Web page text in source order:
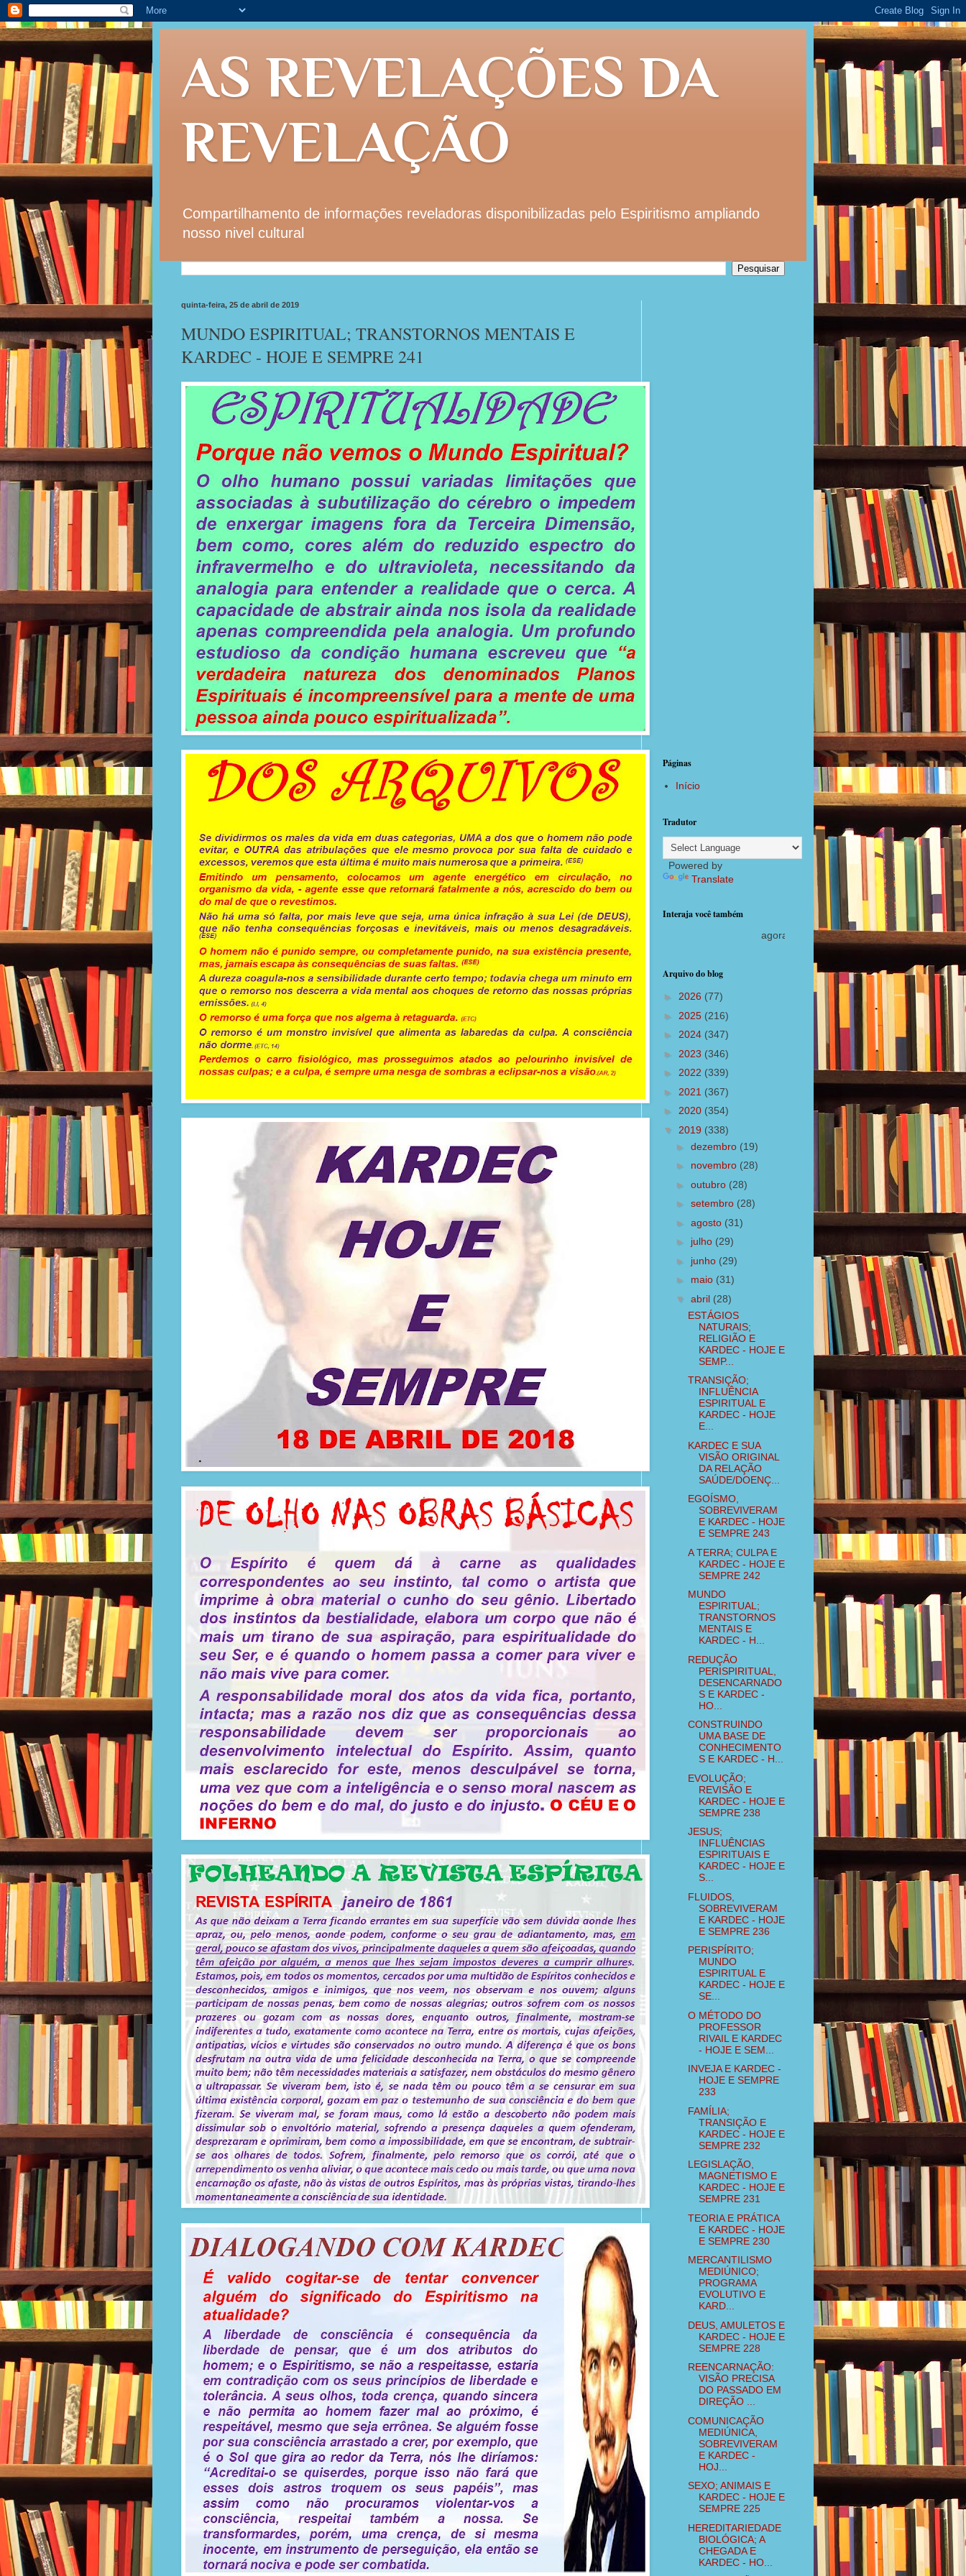
AS REVELAÇÕES DA
REVELAÇÃO
Compartilhamento de informações reveladoras disponibilizadas pelo Espiritismo ampliando
nosso nivel cultural
quinta-feira, 25 de abril de 2019
MUNDO ESPIRITUAL; TRANSTORNOS MENTAIS E
KARDEC - HOJE E SEMPRE 241
Páginas
Início
Tradutor
Powered by
Translate
Interaja você também
agora com postagens diárias
Arquivo do blog
► 2026 (77)
► 2025 (216)
► 2024 (347)
► 2023 (346)
► 2022 (339)
► 2021 (367)
► 2020 (354)
▼ 2019 (338)
► dezembro (19)
► novembro (28)
► outubro (28)
► setembro (28)
► agosto (31)
► julho (29)
► junho (29)
► maio (31)
▼ abril (28)
ESTÁGIOS
NATURAIS;
RELIGIÃO E
KARDEC - HOJE E
SEMP...
TRANSIÇÃO;
INFLUÊNCIA
ESPIRITUAL E
KARDEC - HOJE
E...
KARDEC E SUA
VISÃO ORIGINAL
DA RELAÇÃO
SAÚDE/DOENÇ...
EGOÍSMO,
SOBREVIVERAM
E KARDEC - HOJE
E SEMPRE 243
A TERRA; CULPA E
KARDEC - HOJE E
SEMPRE 242
MUNDO
ESPIRITUAL;
TRANSTORNOS
MENTAIS E
KARDEC - H...
REDUÇÃO
PERISPIRITUAL,
DESENCARNADO
S E KARDEC -
HO...
CONSTRUINDO
UMA BASE DE
CONHECIMENTO
S E KARDEC - H...
EVOLUÇÃO;
REVISÃO E
KARDEC - HOJE E
SEMPRE 238
JESUS;
INFLUÊNCIAS
ESPIRITUAIS E
KARDEC - HOJE E
S...
FLUIDOS,
SOBREVIVERAM
E KARDEC - HOJE
E SEMPRE 236
PERISPÍRITO;
MUNDO
ESPIRITUAL E
KARDEC - HOJE E
SE...
O MÉTODO DO
PROFESSOR
RIVAIL E KARDEC
- HOJE E SEM...
INVEJA E KARDEC -
HOJE E SEMPRE
233
FAMÍLIA;
TRANSIÇÃO E
KARDEC - HOJE E
SEMPRE 232
LEGISLAÇÃO,
MAGNETISMO E
KARDEC - HOJE E
SEMPRE 231
TEORIA E PRÁTICA
E KARDEC - HOJE
E SEMPRE 230
MERCANTILISMO
MEDIÚNICO;
PROGRAMA
EVOLUTIVO E
KARD...
DEUS, AMULETOS E
KARDEC - HOJE E
SEMPRE 228
REENCARNAÇÃO:
VISÃO PRECISA
DO PASSADO EM
DIREÇÃO ...
COMUNICAÇÃO
MEDIÚNICA,
SOBREVIVERAM
E KARDEC -
HOJ...
SEXO; ANIMAIS E
KARDEC - HOJE E
SEMPRE 225
HEREDITARIEDADE
BIOLÓGICA; A
CHEGADA E
KARDEC - HO...